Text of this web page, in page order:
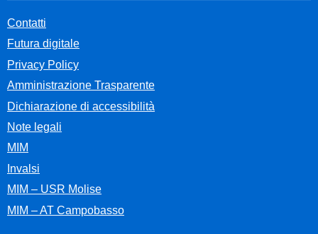
Contatti
Futura digitale
Privacy Policy
Amministrazione Trasparente
Dichiarazione di accessibilità
Note legali
MIM
Invalsi
MIM – USR Molise
MIM – AT Campobasso